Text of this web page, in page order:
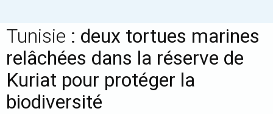
Tunisie : deux tortues marines
relâchées dans la réserve de
Kuriat pour protéger la
biodiversité